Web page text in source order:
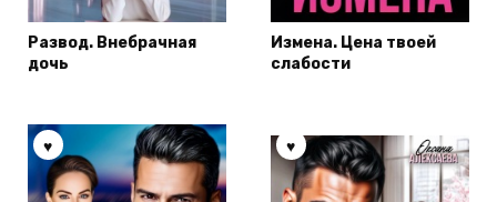
Развод. Внебрачная
дочь
Измена. Цена твоей
слабости